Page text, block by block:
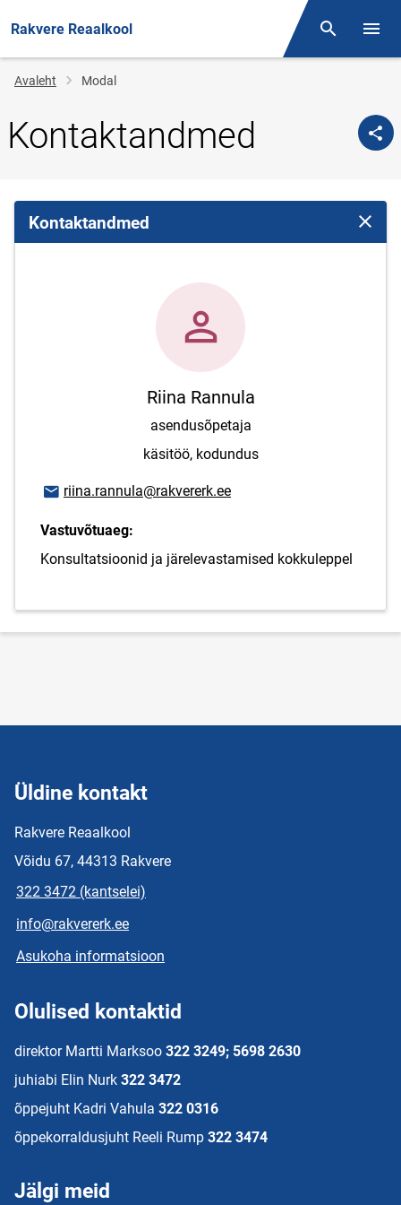
Rakvere Reaalkool Otsing
Jälglink
Avaleht Modal
Kontaktandmed
Kontaktandmed Sulge
Riina Rannula
asendusõpetaja
käsitöö, kodundus
E-posti aadress
riina.rannula@rakvererk.ee
Vastuvõtuaeg:
Konsultatsioonid ja järelevastamised kokkuleppel
Üldine kontakt
Rakvere Reaalkool
Võidu 67, 44313 Rakvere
322 3472 (kantselei)
info@rakvererk.ee
Asukoha informatsioon
Olulised kontaktid
direktor Martti Marksoo 322 3249; 5698 2630
juhiabi Elin Nurk 322 3472
õppejuht Kadri Vahula 322 0316
õppekorraldusjuht Reeli Rump 322 3474
Jälgi meid